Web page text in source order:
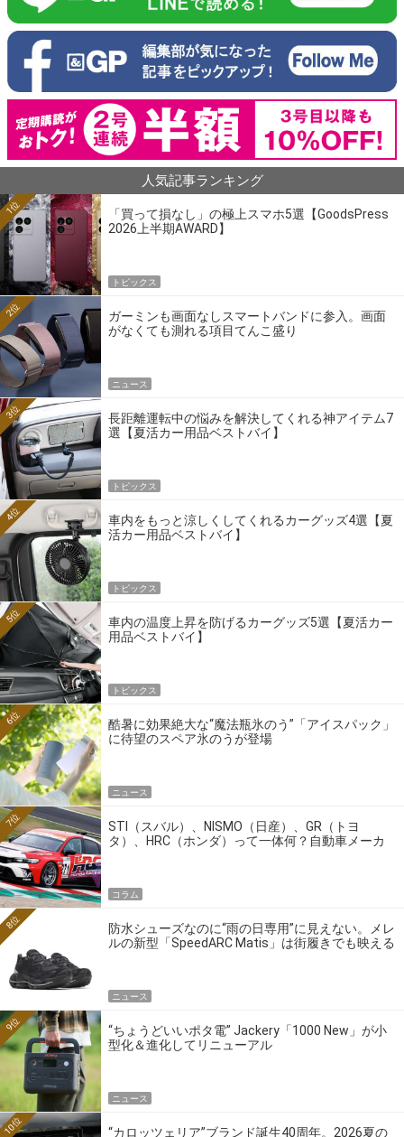
人気記事ランキング
「買って損なし」の極上スマホ5選【GoodsPress
2026上半期AWARD】
1位
トピックス
ガーミンも画面なしスマートバンドに参入。画面
がなくても測れる項目てんこ盛り
2位
ニュース
長距離運転中の悩みを解決してくれる神アイテム7
選【夏活カー用品ベストバイ】
3位
トピックス
車内をもっと涼しくしてくれるカーグッズ4選【夏
活カー用品ベストバイ】
4位
トピックス
車内の温度上昇を防げるカーグッズ5選【夏活カー
用品ベストバイ】
5位
トピックス
酷暑に効果絶大な“魔法瓶氷のう”「アイスパック」
に待望のスペア氷のうが登場
6位
ニュース
STI（スバル）、NISMO（日産）、GR（トヨ
タ）、HRC（ホンダ）って一体何？自動車メーカ
7位
コラム
防水シューズなのに“雨の日専用”に見えない。メレ
ルの新型「SpeedARC Matis」は街履きでも映える
8位
ニュース
“ちょうどいいポタ電” Jackery「1000 New」が小
型化＆進化してリニューアル
9位
ニュース
“カロッツェリア”ブランド誕生40周年。2026夏の
10位